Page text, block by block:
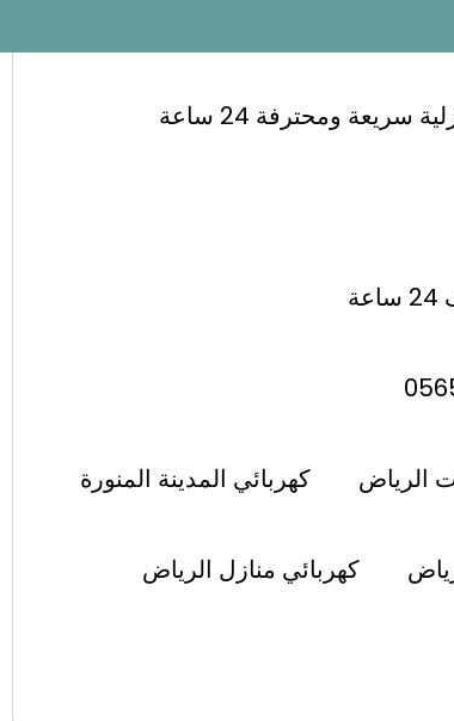
ومحترفة 24 ساعة
الرياض كهربائي المدينة المنورة
كهربائي منازل الرياض